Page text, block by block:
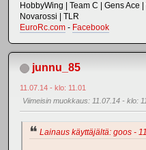
HobbyWing | Team C | Gens Ace
Novarossi | TLR
EuroRc.com - Facebook
junnu_85
11.07.14 - klo: 11.01
Viimeisin muokkaus: 11.07.14 - klo:
Lainaus käyttäjältä: goos -